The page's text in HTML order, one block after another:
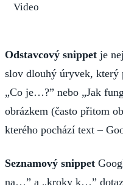
Video
Odstavcový snippet je
slov dlouhý úryvek, který
„Co je…?” nebo „Jak
obrázkem (často přitom
kterého pochází text –
Seznamový snippet
na…” a „kroky k…”